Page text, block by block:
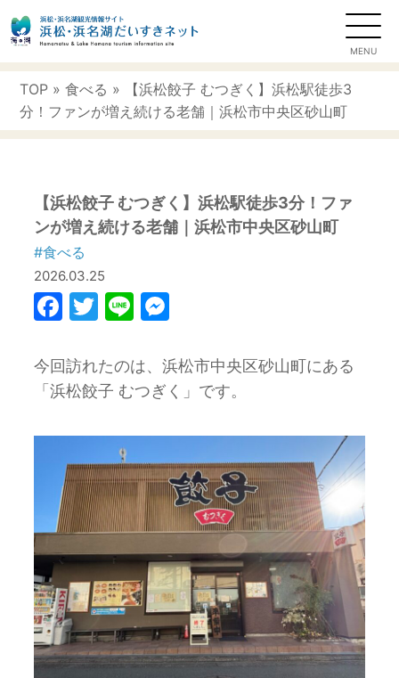
TOP »食べる » 【浜松餃子 むつぎく】浜松駅徒歩3
分！ファンが増え続ける老舗｜浜松市中央区砂山町
【浜松餃子 むつぎく】浜松駅徒歩3分！ファ
ンが増え続ける老舗｜浜松市中央区砂山町
#食べる
2026.03.25
Facebook
Twitter
Line
今回訪れたのは、浜松市中央区砂山町にある
「浜松餃子 むつぎく」です。